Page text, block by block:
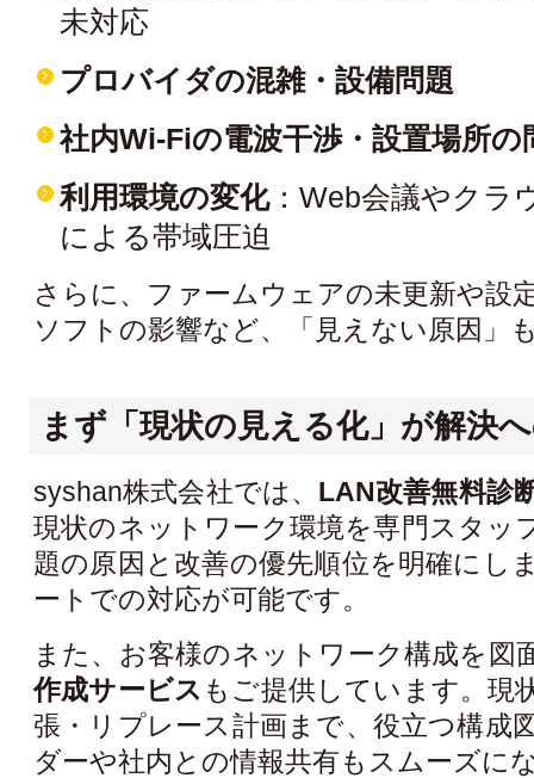
未対応
プロバイダの混雑・設備問題
社内Wi-Fiの電波干渉・設置場所の
利用環境の変化：Web会議やクラ
による帯域圧迫
さらに、ファームウェアの未更新や設
ソフトの影響など、「見えない原因」
まず「現状の見える化」が解決
syshan株式会社では、 LAN改善無料診
現状のネットワーク環境を専門スタッ
題の原因と改善の優先順位を明確にし
ートでの対応が可能です。
また、お客様のネットワーク構成を図
作成サービス もご提供しています。現
張・リプレース計画まで、役立つ構成
ダーや社内との情報共有もスムーズに